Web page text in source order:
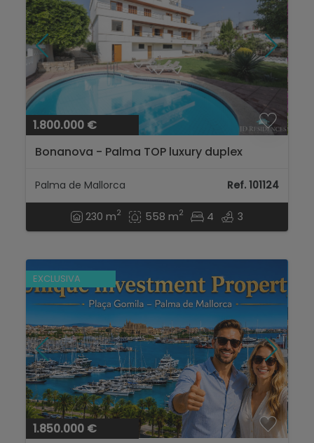
1.800.000 €
Bonanova - Palma TOP luxury duplex
Palma de Mallorca Ref. 101124
230 m2 558 m2 4 3
EXCLUSIVA
1.850.000 €